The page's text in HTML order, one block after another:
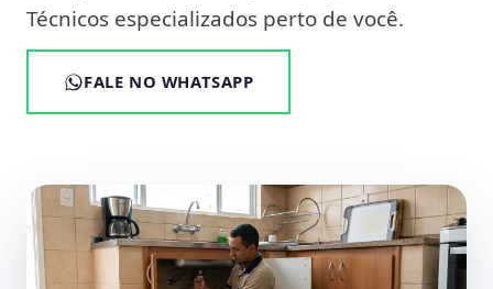
Técnicos especializados perto de você.
FALE NO WHATSAPP